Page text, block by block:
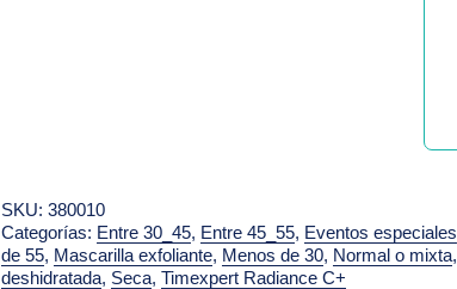
SKU: 380010
Categorías: Entre 30_45, Entre 45_55, Eventos especiales
de 55, Mascarilla exfoliante, Menos de 30, Normal o mixta,
deshidratada, Seca, Timexpert Radiance C+